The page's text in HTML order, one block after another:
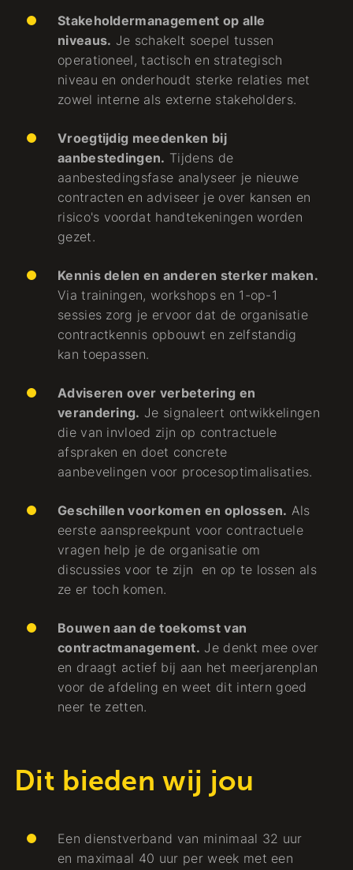
Stakeholdermanagement op alle
niveaus. Je schakelt soepel tussen
operationeel, tactisch en strategisch
niveau en onderhoudt sterke relaties met
zowel interne als externe stakeholders.
Vroegtijdig meedenken bij
aanbestedingen. Tijdens de
aanbestedingsfase analyseer je nieuwe
contracten en adviseer je over kansen en
risico's voordat handtekeningen worden
gezet.
Kennis delen en anderen sterker maken.
Via trainingen, workshops en 1-op-1
sessies zorg je ervoor dat de organisatie
contractkennis opbouwt en zelfstandig
kan toepassen.
Adviseren over verbetering en
verandering. Je signaleert ontwikkelingen
die van invloed zijn op contractuele
afspraken en doet concrete
aanbevelingen voor procesoptimalisaties.
Geschillen voorkomen en oplossen. Als
eerste aanspreekpunt voor contractuele
vragen help je de organisatie om
discussies voor te zijn en op te lossen als
ze er toch komen.
Bouwen aan de toekomst van
contractmanagement. Je denkt mee over
en draagt actief bij aan het meerjarenplan
voor de afdeling en weet dit intern goed
neer te zetten.
Dit bieden wij jou
Een dienstverband van minimaal 32 uur
en maximaal 40 uur per week met een